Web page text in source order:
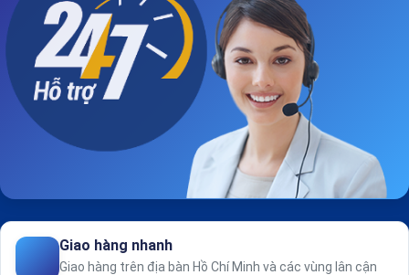
Giao hàng nhanh
Giao hàng trên địa bàn Hồ Chí Minh và các vùng lân cận